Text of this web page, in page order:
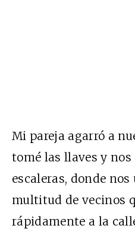
Mi pareja agarró a
tomé las llaves y nos
escaleras, donde
multitud de vecinos
rápidamente a la